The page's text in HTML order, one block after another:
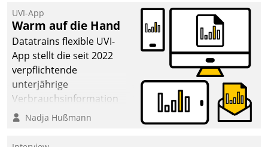
datengestützte
Entscheidungen.
UVI-App
Warm auf die Hand
Datatrains flexible UVI-
App stellt die seit 2022
verpflichtende
unterjährige
Verbrauchsinformation
schnell, zuverlässig und
Die monatlichen
Nadja Hußmann